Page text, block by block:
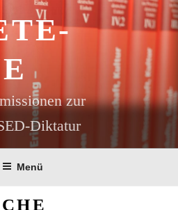
zur
Diktatur
Menü